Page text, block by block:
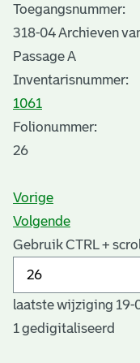
Toegangsnummer:
318-04 Archieven
Passage A
Inventarisnummer:
1061
Folionummer:
26
Vorige
Volgende
Gebruik CTRL +
laatste wijziging 19-
1 gedigitaliseerd